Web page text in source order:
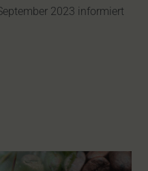
2023 informiert